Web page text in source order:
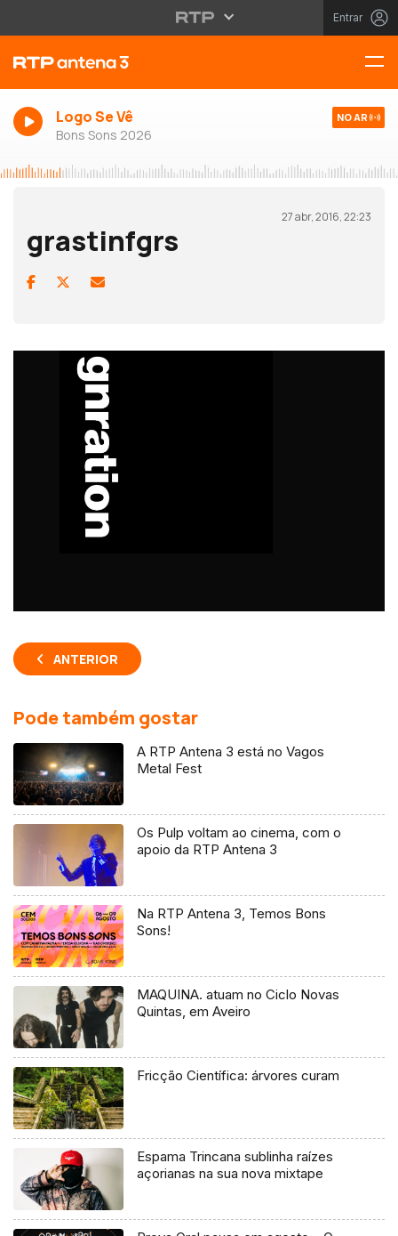
Entrar
Logo Se Vê
Bons Sons 2026
NO AR
27 abr, 2016, 22:23
grastinfgrs
ANTERIOR
Pode também gostar
A RTP Antena 3 está no Vagos
Metal Fest
Os Pulp voltam ao cinema, com o
apoio da RTP Antena 3
Na RTP Antena 3, Temos Bons
Sons!
MAQUINA. atuam no Ciclo Novas
Quintas, em Aveiro
Fricção Científica: árvores curam
Espama Trincana sublinha raízes
açorianas na sua nova mixtape